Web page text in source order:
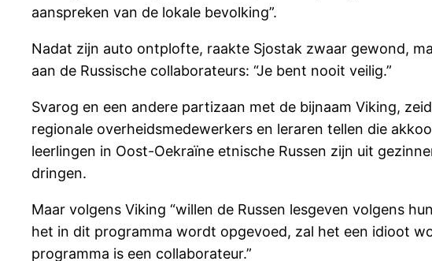
aanspreken van de lokale bevolking”.
Nadat zijn auto ontplofte, raakte Sjostak zwaar gewond,
aan de Russische collaborateurs: “Je bent nooit veilig.”
Svarog en een andere partizaan met de bijnaam Viking,
regionale overheidsmedewerkers en leraren tellen die
leerlingen in Oost-Oekraïne etnische Russen zijn uit
dringen.
Maar volgens Viking “willen de Russen lesgeven volgens
het in dit programma wordt opgevoed, zal het een idioot
programma is een collaborateur.”